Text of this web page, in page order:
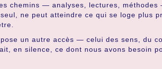
chemins — analyses, lectures,
ne peut atteindre ce qui se loge plus
un autre accès — celui des sens, du
en silence, ce dont nous avons besoin